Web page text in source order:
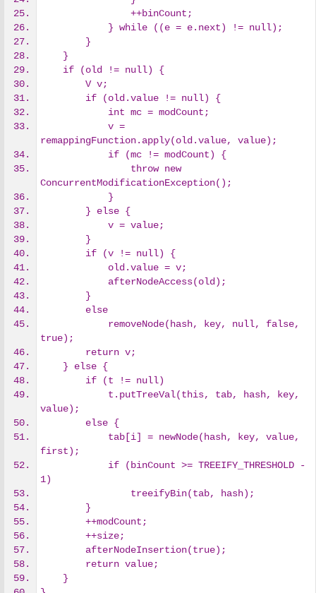
                ++binCount;
            } while ((e = e.next) != null);
        }
    }
    if (old != null) {
        V v;
        if (old.value != null) {
            int mc = modCount;
remappingFunction.apply(old.value, value);
            if (mc != modCount) {
ConcurrentModificationException();
            }
        } else {
            v = value;
        }
        if (v != null) {
            old.value = v;
            afterNodeAccess(old);
        }
        else
true);
        return v;
    } else {
        if (t != null)
value);
        else {
first);
1)
                treeifyBin(tab, hash);
        }
        ++modCount;
        ++size;
        afterNodeInsertion(true);
        return value;
    }